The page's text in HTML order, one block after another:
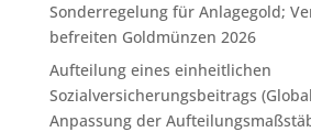
Sonderregelung für Anlagegold;
befreiten Goldmünzen 2026
Aufteilung eines einheitlichen
Sozialversicherungsbeitrags
Anpassung der